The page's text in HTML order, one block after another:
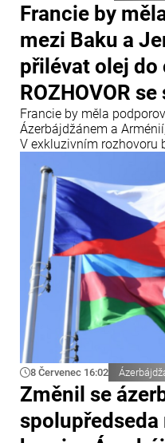
Francie by
mezi Baku a
přilévat olej do
ROZHOVOR
Francie by měla
Ázerbájdžánem a
V exkluzivním rozhovoru
uvedla francouzská
centra Nizami Ganjavi
8 Červenec 16:02
Změnil se